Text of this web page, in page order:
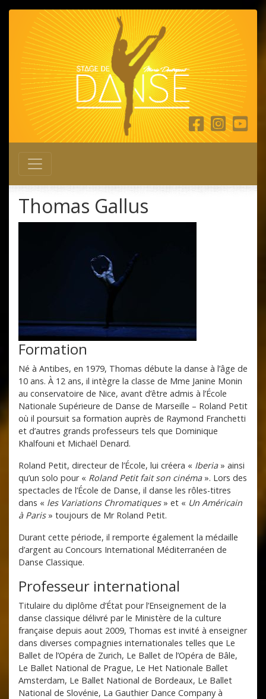
Main Navigation
Thomas Gallus
Formation
Né à Antibes, en 1979, Thomas débute la danse à l’âge de
10 ans. À 12 ans, il intègre la classe de Mme Janine Monin
au conservatoire de Nice, avant d’être admis à l’École
Nationale Supérieure de Danse de Marseille – Roland Petit
où il poursuit sa formation auprès de Raymond Franchetti
et d’autres grands professeurs tels que Dominique
Khalfouni et Michaël Denard.
Roland Petit, directeur de l’École, lui créera « Iberia» ainsi
qu’un solo pour « Roland Petit fait son cinéma». Lors des
spectacles de l’École de Danse, il danse les rôles-titres
dans « les Variations Chromatiques» et « Un Américain
à Paris » toujours de Mr Roland Petit.
Durant cette période, il remporte également la médaille
d’argent au Concours International Méditerranéen de
Danse Classique.
Professeur international
Titulaire du diplôme d’État pour l’Enseignement de la
danse classique délivré par le Ministère de la culture
française depuis aout 2009, Thomas est invité à enseigner
dans diverses compagnies internationales telles que Le
Ballet de l’Opéra de Zurich, Le Ballet de l’Opéra de Bâle,
Le Ballet National de Prague, Le Het Nationale Ballet
Amsterdam, Le Ballet National de Bordeaux, Le Ballet
National de Slovénie, La Gauthier Dance Company à